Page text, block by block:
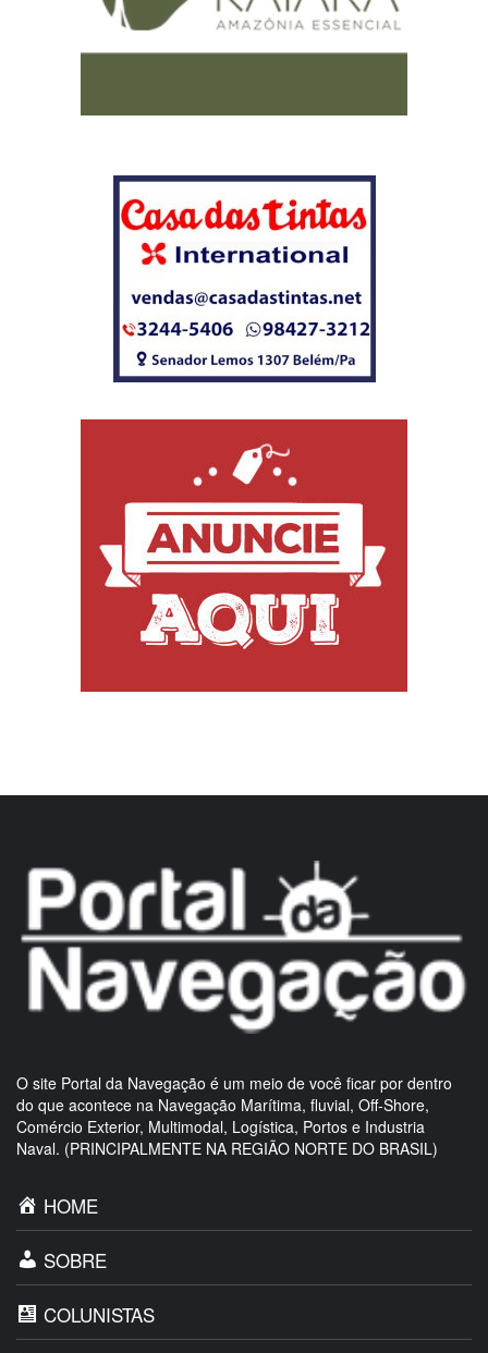
O site Portal da Navegação é um meio de você ficar por dentro
do que acontece na Navegação Marítima, fluvial, Off-Shore,
Comércio Exterior, Multimodal, Logística, Portos e Industria
Naval. (PRINCIPALMENTE NA REGIÃO NORTE DO BRASIL)
HOME
SOBRE
COLUNISTAS